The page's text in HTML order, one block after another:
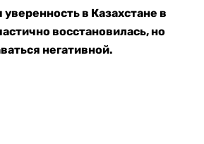
в Казахстане в
восстановилась, но
негативной.